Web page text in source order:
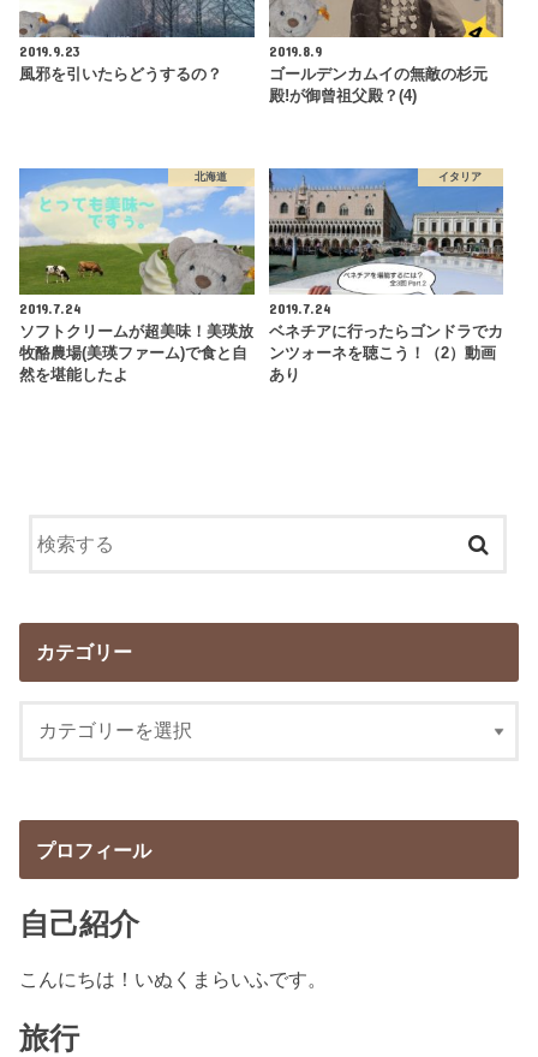
2019.9.23
風邪を引いたらどうするの？
2019.8.9
ゴールデンカムイの無敵の杉元
殿!が御曾祖父殿？(4)
北海道
2019.7.24
ソフトクリームが超美味！美瑛放
牧酪農場(美瑛ファーム)で食と自
然を堪能したよ
イタリア
2019.7.24
ベネチアに行ったらゴンドラでカ
ンツォーネを聴こう！（2）動画
あり
カテゴリー
プロフィール
自己紹介
こんにちは！いぬくまらいふです。
旅行